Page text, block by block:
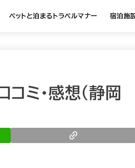
ペットと泊まるトラベルマナー 宿泊施
ミ・感想（静岡